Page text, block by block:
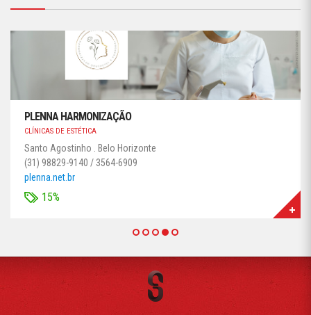
PLENNA HARMONIZAÇÃO
CLÍNICAS DE ESTÉTICA
Santo Agostinho . Belo Horizonte
(31) 98829-9140 / 3564-6909
plenna.net.br
15%